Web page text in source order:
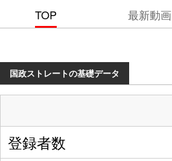
TOP 最新動画
国政ストレートの基礎データ
登録者数